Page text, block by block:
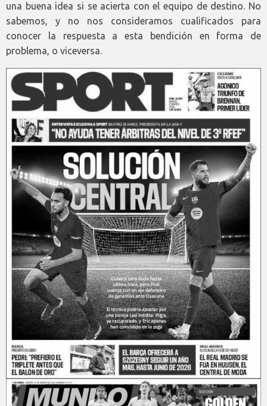
una buena idea si se acierta con el equipo de destino. No
sabemos, y no nos consideramos cualificados para
conocer la respuesta a esta bendición en forma de
problema, o viceversa.